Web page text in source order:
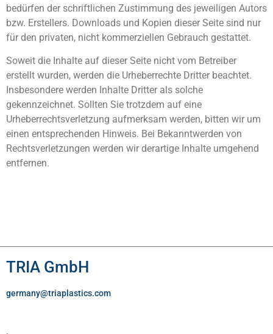
bedürfen der schriftlichen Zustimmung des jeweiligen Autors
bzw. Erstellers. Downloads und Kopien dieser Seite sind nur
für den privaten, nicht kommerziellen Gebrauch gestattet.
Soweit die Inhalte auf dieser Seite nicht vom Betreiber
erstellt wurden, werden die Urheberrechte Dritter beachtet.
Insbesondere werden Inhalte Dritter als solche
gekennzeichnet. Sollten Sie trotzdem auf eine
Urheberrechtsverletzung aufmerksam werden, bitten wir um
einen entsprechenden Hinweis. Bei Bekanntwerden von
Rechtsverletzungen werden wir derartige Inhalte umgehend
entfernen.
TRIA GmbH
germany@triaplastics.com